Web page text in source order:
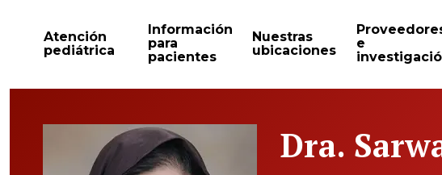
Atención
pediátrica
Información
para
pacientes
Nuestras
ubicaciones
e
Dra.